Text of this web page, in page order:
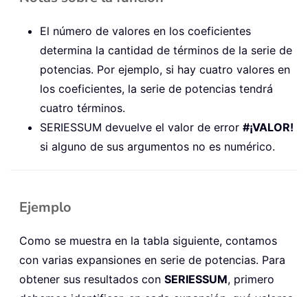
El número de valores en los coeficientes
determina la cantidad de términos de la serie de
potencias. Por ejemplo, si hay cuatro valores en
los coeficientes, la serie de potencias tendrá
cuatro términos.
SERIESSUM devuelve el valor de error #¡VALOR!
si alguno de sus argumentos no es numérico.
Ejemplo
Como se muestra en la tabla siguiente, contamos
con varias expansiones en serie de potencias. Para
obtener sus resultados con SERIESSUM, primero